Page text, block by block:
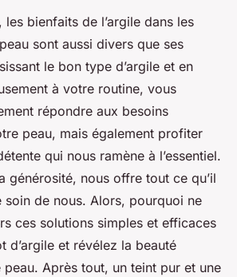
bienfaits de l’argile dans les
sont aussi divers que ses
le bon type d’argile et en
à votre routine, vous
répondre aux besoins
peau, mais également profiter
qui nous ramène à l’essentiel.
générosité, nous offre tout ce qu’il
de nous. Alors, pourquoi ne
ces solutions simples et efficaces
d’argile et révélez la beauté
Après tout, un teint pur et une